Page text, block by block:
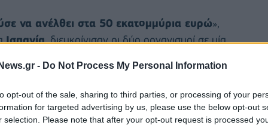
- Do Not Process My Personal Information
opt-out of the sale, sharing to third parties, or processing of your
for targeted advertising by us, please use the below opt-out
selection. Please note that after your opt-out request is processed
να ανέλθει στα 50 εκατομμύρια ευρώ»,
Ισπανία, διευκρίνισαν οι δύο οργανισμοί σε μία
στις αρχές, υποτίθεται μετέφερε πεπόνια με
σήμαινε ένα μέλος της ισπανικής